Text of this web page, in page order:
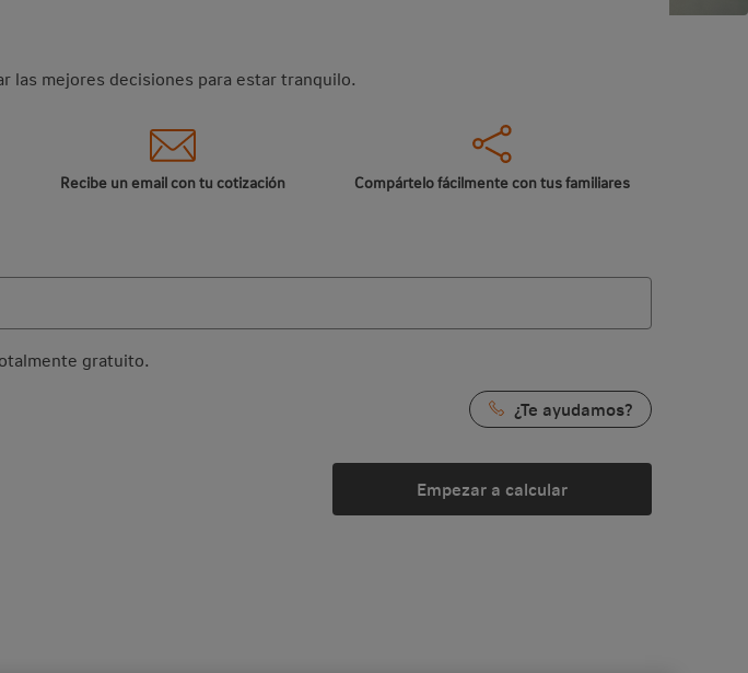
las mejores decisiones para estar tranquilo.
Recibe un email con tu cotización Compártelo fácilmente con tus familiares
gratuito.
¿Te ayudamos?
Empezar a calcular